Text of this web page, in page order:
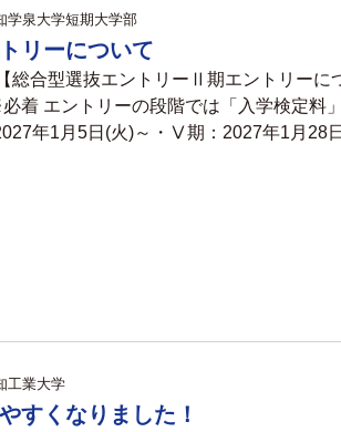
学泉大学短期大学部
リーについて
総合型選抜エントリーⅡ期エントリーに
着 エントリーの段階では「入学検定料
年1月5日(火)～・Ⅴ期：2027年1月28
工業大学
すくなりました！